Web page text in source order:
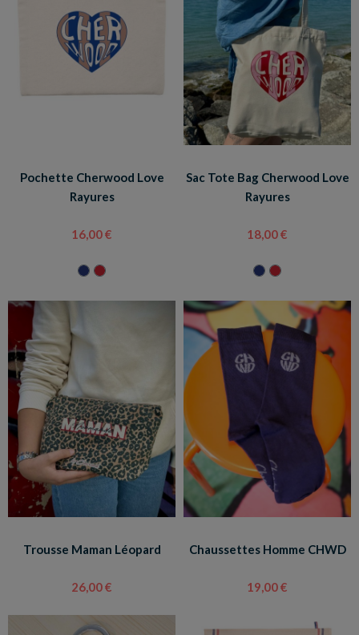
Pochette Cherwood Love
Rayures
16,00 €
Sac Tote Bag Cherwood Love
Rayures
18,00 €
Trousse Maman Léopard
26,00 €
Chaussettes Homme CHWD
19,00 €